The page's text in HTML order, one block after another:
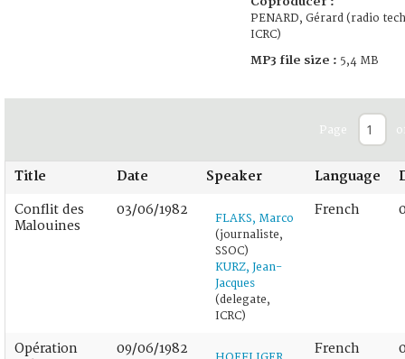
PENARD, Gérard (radio
ICRC)
MP3 file size : 5,4 MB
Page
Title Date Speaker Language
Conflit des
Malouines
03/06/1982
FLAKS, Marco
(journaliste,
SSOC)
KURZ, Jean-
Jacques
(delegate,
ICRC)
French
Opération
09/06/1982 French